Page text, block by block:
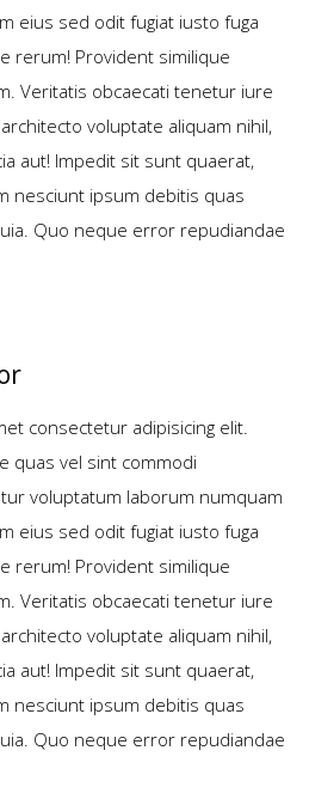
eius sed odit fugiat iusto fuga
rerum! Provident similique
Veritatis obcaecati tenetur iure
voluptate aliquam nihil,
aut! Impedit sit sunt quaerat,
nesciunt ipsum debitis quas
Quo neque error repudiandae
consectetur adipisicing elit.
quas vel sint commodi
voluptatum laborum numquam
eius sed odit fugiat iusto fuga
rerum! Provident similique
Veritatis obcaecati tenetur iure
voluptate aliquam nihil,
aut! Impedit sit sunt quaerat,
nesciunt ipsum debitis quas
Quo neque error repudiandae